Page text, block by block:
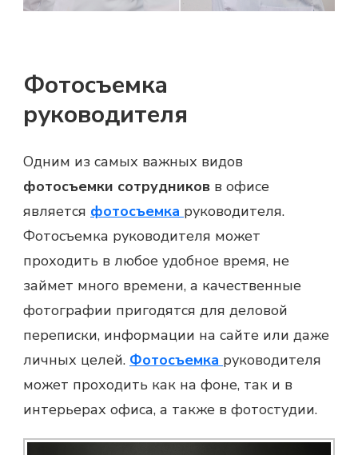
Фотосъемка
руководителя
Одним из самых важных видов
фотосъемки сотрудников в офисе
является фотосъемка руководителя.
Фотосъемка руководителя может
проходить в любое удобное время, не
займет много времени, а качественные
фотографии пригодятся для деловой
переписки, информации на сайте или даже
личных целей. Фотосъемка руководителя
может проходить как на фоне, так и в
интерьерах офиса, а также в фотостудии.